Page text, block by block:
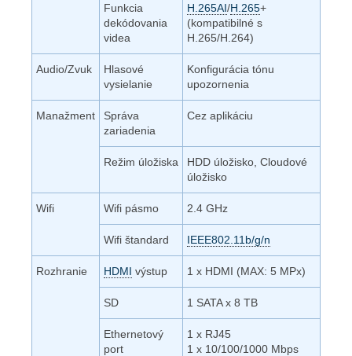
Funkcia
dekódovania
videa
H.265AI/H.265+
(kompatibilné s
H.265/H.264)
Audio/Zvuk
Hlasové
vysielanie
Konfigurácia tónu
upozornenia
Manažment
Správa
zariadenia
Cez aplikáciu
Režim úložiska
HDD úložisko, Cloudové
úložisko
Wifi Wifi pásmo 2.4 GHz
Wifi štandard IEEE802.11b/g/n
Rozhranie HDMI výstup 1 x HDMI (MAX: 5 MPx)
SD 1 SATA x 8 TB
Ethernetový
port
1 x RJ45
1 x 10/100/1000 Mbps